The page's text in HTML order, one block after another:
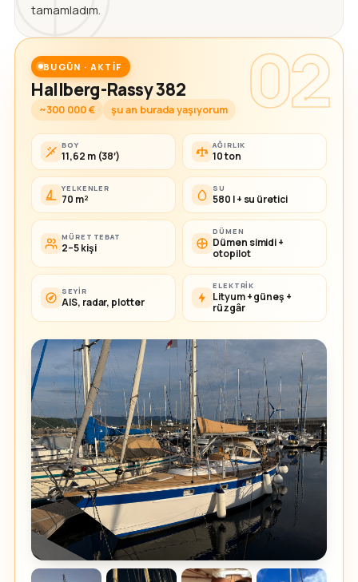
tamamladım.
02
BUGÜN · AKTIF
Hallberg-Rassy 382
~300 000 € şu an burada yaşıyorum
BOY
11,62 m (38′)
AĞIRLIK
10 ton
YELKENLER
70 m²
SU
580 l + su üretici
MÜRETTEBAT
2–5 kişi
DÜMEN
Dümen simidi +
otopilot
SEYIR
AIS, radar, plotter
ELEKTRIK
Lityum + güneş +
rüzgâr